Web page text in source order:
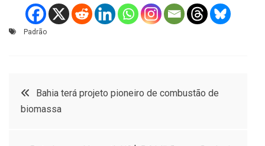
Padrão
Navegação
Bahia terá projeto pioneiro de combustão de
biomassa